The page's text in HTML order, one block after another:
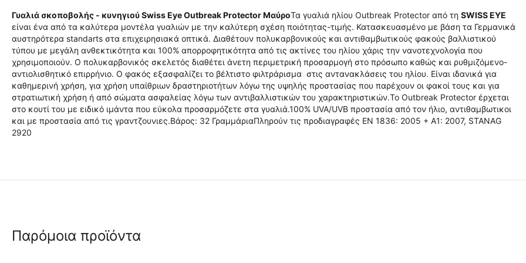
Γυαλιά σκοποβολής - κυνηγιού Swiss Eye Outbreak Protector ΜαύροΤα γυαλιά ηλίου Outbreak Protector από τη SWISS EYE
είναι ένα από τα καλύτερα μοντέλα γυαλιών με την καλύτερη σχέση ποιότητας-τιμής. Κατασκευασμένο με βάση τα Γερμανικά
αυστηρότερα standarts στα επιχειρησιακά οπτικά. Διαθέτουν πολυκαρβονικούς και αντιθαμβωτικούς φακούς βαλλιστικού
τύπου με μεγάλη ανθεκτικότητα και 100% απορροφητικότητα από τις ακτίνες του ηλίου χάρις την νανοτεχνολογία που
χρησιμοποιούν. Ο πολυκαρβονικός σκελετός διαθέτει άνετη περιμετρική προσαρμογή στο πρόσωπο καθώς και ρυθμιζόμενο-
αντιολισθητικό επιρρήνιο. Ο φακός εξασφαλίζει το βέλτιστο φιλτράρισμα στις αντανακλάσεις του ηλίου. Είναι ιδανικά για
καθημερινή χρήση, για χρήση υπαίθριων δραστηριοτήτων λόγω της υψηλής προστασίας που παρέχουν οι φακοί τους και για
στρατιωτική χρήση ή από σώματα ασφαλείας λόγω των αντιβαλλιστικών του χαρακτηριστικών.Το Outbreak Protector έρχεται
στο κουτί του με ειδικό ιμάντα που εύκολα προσαρμόζετε στα γυαλιά.100% UVA/UVB προστασία από τον ήλιο, αντιθαμβωτικοι
και με προστασία από τις γραντζουνιες.Βάρος: 32 ΓραμμάριαΠληρούν τις προδιαγραφές EN 1836: 2005 + A1: 2007, STANAG
2920
Παρόμοια προϊόντα